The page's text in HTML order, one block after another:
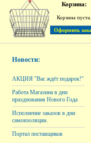
Корзина:
Корзина пуста.
Новости:
АКЦИЯ "Вас ждёт подарок!"
Работа Магазина в дни
празднования Нового Года
Исполнение заказов в дни
самоизоляции.
Портал поставщиков